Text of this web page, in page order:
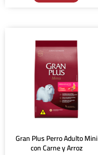
Gran Plus Perro Adulto Mini
con Carne y Arroz